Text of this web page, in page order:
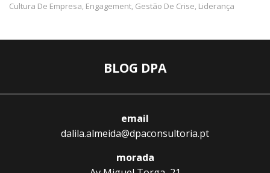
Cultura De Empresa, Engagement, Gestão De Crise, Liderança
BLOG DPA
email
dalila.almeida@dpaconsultoria.pt
morada